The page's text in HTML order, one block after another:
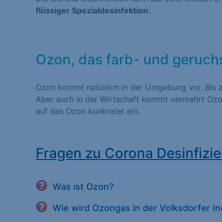
flüssiger Spezialdesinfektion.
Ozon, das farb- und
Ozon kommt natürlich in der Umgebung vor.
Aber auch in der Wirtschaft kommt vermehrt
auf das Ozon konkreter ein.
Fragen zu Corona
Was ist Ozon?
Wie wird Ozongas in der Volksdorfer
Statistik Cookies
Website nutzen.
Besucher unsere
Marketing (1)
Marketing-Cookies
Inhalte von